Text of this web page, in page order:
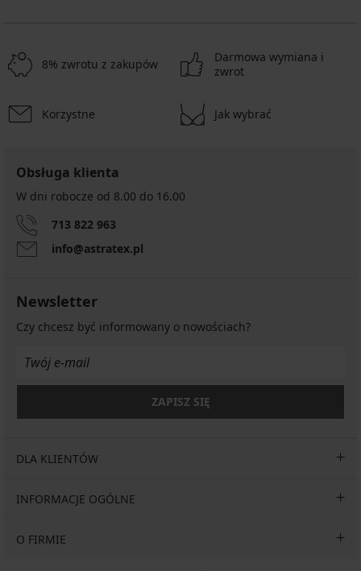
8% zwrotu z zakupów
Darmowa wymiana i
zwrot
Korzystne Jak wybrać
Obsługa klienta
W dni robocze od 8.00 do 16.00
713 822 963
info@astratex.pl
Newsletter
Czy chcesz być informowany o nowościach?
ZAPISZ SIĘ
DLA KLIENTÓW
INFORMACJE OGÓLNE
O FIRMIE